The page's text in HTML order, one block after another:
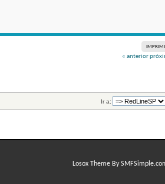
« anterior
Ir a:
Losox Theme By